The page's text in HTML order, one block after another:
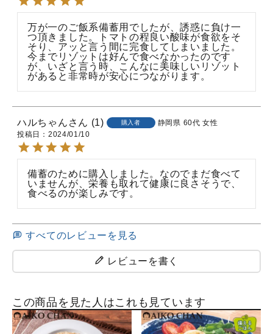
万が一のご飯系備蓄用でしたが、誘惑に負け一
つ頂きました。トマトの程良い酸味が食欲をそ
そり、アッと言う間に完食してしまいました。
今までリゾットは好んで食べなかったのです
が、いざと言う時、こんなに美味しいリゾット
があると非常時が安心につながります。
ハルちゃん 1 購入者 静岡県 60代 女性
投稿日
2024/01/10
備蓄のために購入しました。なのでまだ食べて
いませんが、栄養も取れて健康に良さそうで、
食べるのが楽しみです。
すべてのレビューを見る
レビューを書く
この商品を見た人はこれも見ています